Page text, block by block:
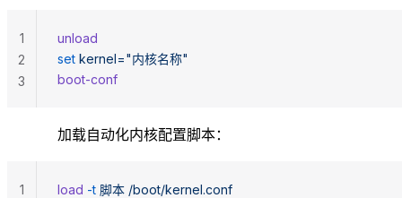
unload
set kernel="内核名称"
boot-conf
1
2
3
加载自动化内核配置脚本：
load -t 脚本 /boot/kernel.conf
1